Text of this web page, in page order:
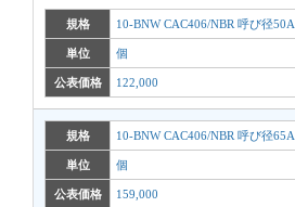
規格 10-BNW CAC406/NBR 呼び径50A
単位 個
公表価格 122,000
規格 10-BNW CAC406/NBR 呼び径65A
単位 個
公表価格 159,000